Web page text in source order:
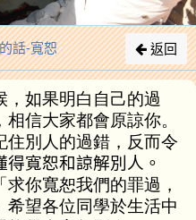
話-寬恕 返回
，如果明白自己的過
信大家都會原諒你。
住別人的過錯，反而令
得寬恕和諒解別人。
求你寬恕我們的罪過，
望各位同學於生活中